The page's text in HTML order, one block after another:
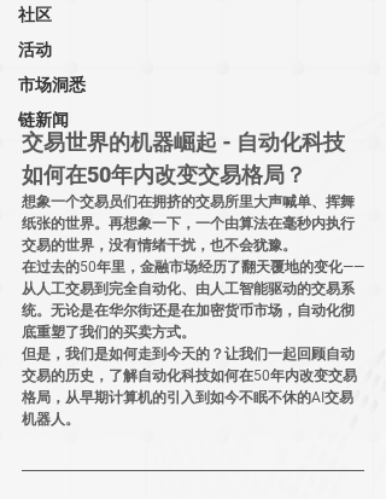
社区
活动
市场洞悉
链新闻
交易世界的机器崛起 - 自动化科技
如何在50年内改变交易格局？
想象一个交易员们在拥挤的交易所里大声喊单、挥舞
纸张的世界。再想象一下，一个由算法在毫秒内执行
交易的世界，没有情绪干扰，也不会犹豫。
在过去的50年里，金融市场经历了翻天覆地的变化——
从人工交易到完全自动化、由人工智能驱动的交易系
统。无论是在华尔街还是在加密货币市场，自动化彻
底重塑了我们的买卖方式。
但是，我们是如何走到今天的？让我们一起回顾自动
交易的历史，了解自动化科技如何在50年内改变交易
格局，从早期计算机的引入到如今不眠不休的AI交易
机器人。